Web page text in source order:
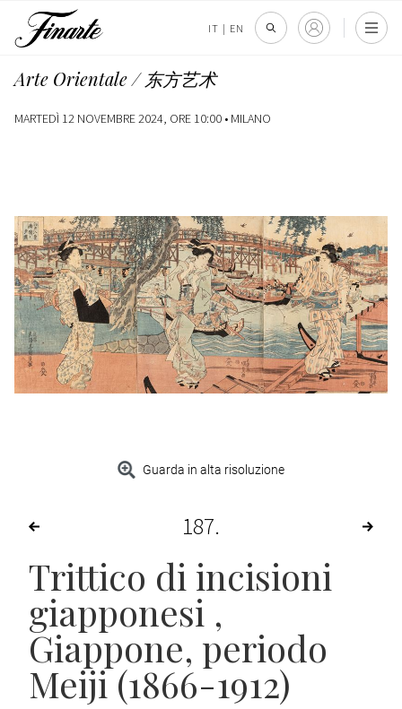
IT | EN
Arte Orientale / 东方艺术
MARTEDÌ 12 NOVEMBRE 2024, ORE 10:00 • MILANO
Guarda in alta risoluzione
187
Trittico di incisioni
giapponesi ,
Giappone, periodo
Meiji (1866-1912)